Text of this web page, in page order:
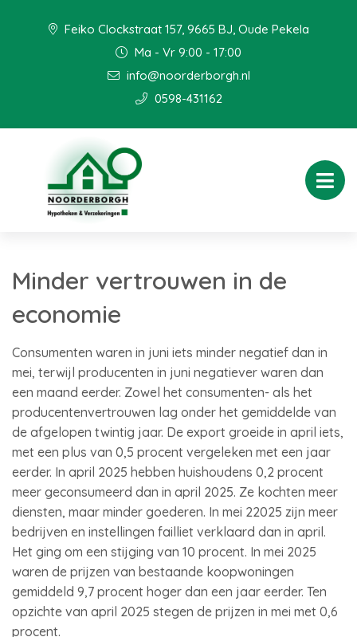
Feiko Clockstraat 157, 9665 BJ, Oude Pekela
Ma - Vr 9:00 - 17:00
info@noorderborgh.nl
0598-431162
Minder vertrouwen in de
economie
Consumenten waren in juni iets minder negatief dan in
mei, terwijl producenten in juni negatiever waren dan
een maand eerder. Zowel het consumenten- als het
producentenvertrouwen lag onder het gemiddelde van
de afgelopen twintig jaar. De export groeide in april iets,
met een plus van 0,5 procent vergeleken met een jaar
eerder. In april 2025 hebben huishoudens 0,2 procent
meer geconsumeerd dan in april 2025. Ze kochten meer
diensten, maar minder goederen. In mei 22025 zijn meer
bedrijven en instellingen failliet verklaard dan in april.
Het ging om een stijging van 10 procent. In mei 2025
waren de prijzen van bestaande koopwoningen
gemiddeld 9,7 procent hoger dan een jaar eerder. Ten
opzichte van april 2025 stegen de prijzen in mei met 0,6
procent.